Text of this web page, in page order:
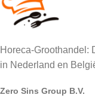
Horeca-Groothandel:
in Nederland en
Zero Sins Group B.V.